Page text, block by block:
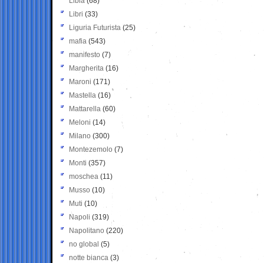
Libri (33)
Liguria Futurista (25)
mafia (543)
manifesto (7)
Margherita (16)
Maroni (171)
Mastella (16)
Mattarella (60)
Meloni (14)
Milano (300)
Montezemolo (7)
Monti (357)
moschea (11)
Musso (10)
Muti (10)
Napoli (319)
Napolitano (220)
no global (5)
notte bianca (3)